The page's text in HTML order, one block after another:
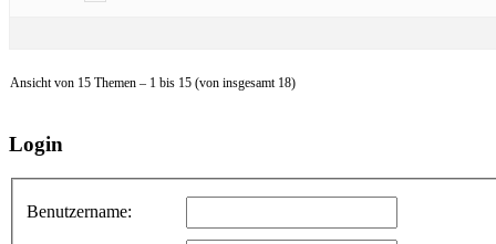
Ansicht von 15 Themen – 1 bis 15 (von insgesamt 18)
Login
Benutzername: